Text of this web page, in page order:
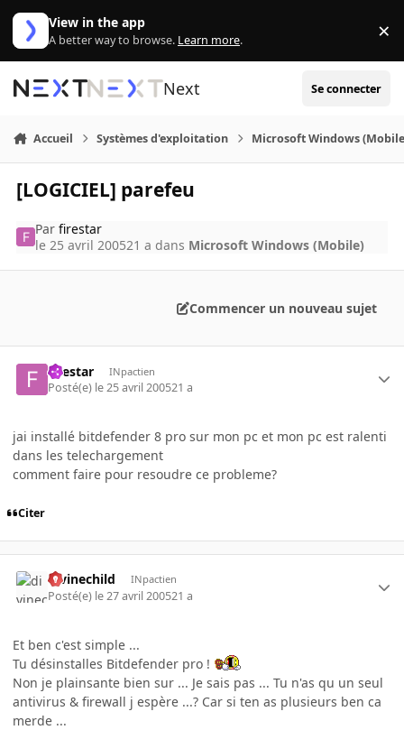
Aller au contenu
View in the app
A better way to browse. Learn more. ×
Next Se connecter
Accueil Systèmes d'exploitation Microsoft Windows
[LOGICIEL] parefeu
Parfirestar
le 25 avril 200521 a dans Microsoft Windows (Mobile)
Commencer un nouveau sujet
firestar INpactien
Posté(e) le 25 avril 200521 a
jai installé bitdefender 8 pro sur mon pc et mon pc est ralenti
dans les telechargement
comment faire pour resoudre ce probleme?
Citer
divinechild INpactien
Posté(e) le 27 avril 200521 a
Et ben c'est simple ...
Tu désinstalles Bitdefender pro !
Non je plainsante bien sur ... Je sais pas ... Tu n'as qu un seul
antivirus & firewall j espère ...? Car si ten as plusieurs ben ca
merde ...